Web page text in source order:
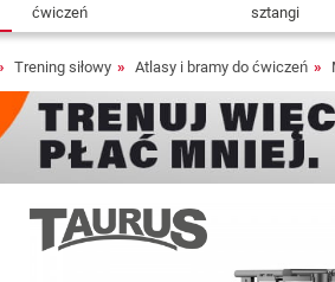
ćwiczeń
sztangi
Trening siłowy Atlasy i bramy do ćwiczeń